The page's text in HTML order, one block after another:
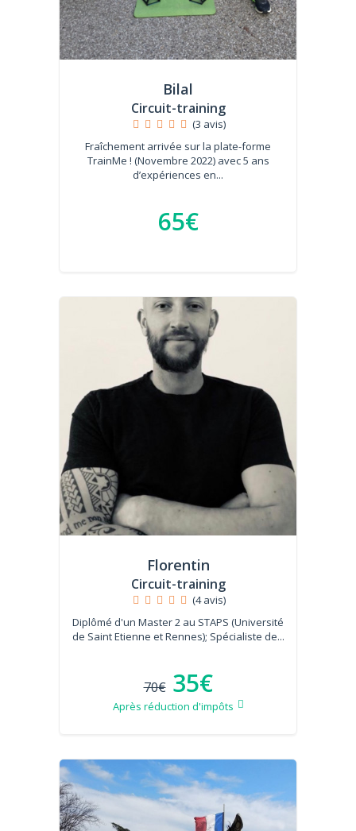
Bilal
Circuit-training
(3 avis)
Fraîchement arrivée sur la plate-forme
TrainMe ! (Novembre 2022) avec 5 ans
d’expériences en...
65€
Florentin
Circuit-training
(4 avis)
Diplômé d'un Master 2 au STAPS (Université
de Saint Etienne et Rennes); Spécialiste de...
70€ 35€
Après réduction d'impôts